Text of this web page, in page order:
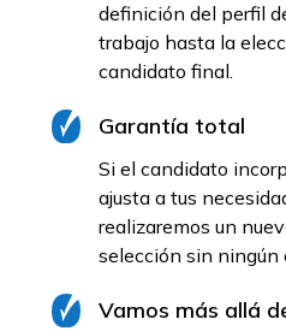
definición del perfil
trabajo hasta la
candidato final.
Garantía total
Si el candidato
ajusta a tus
realizaremos un
selección sin ningún
Vamos más allá